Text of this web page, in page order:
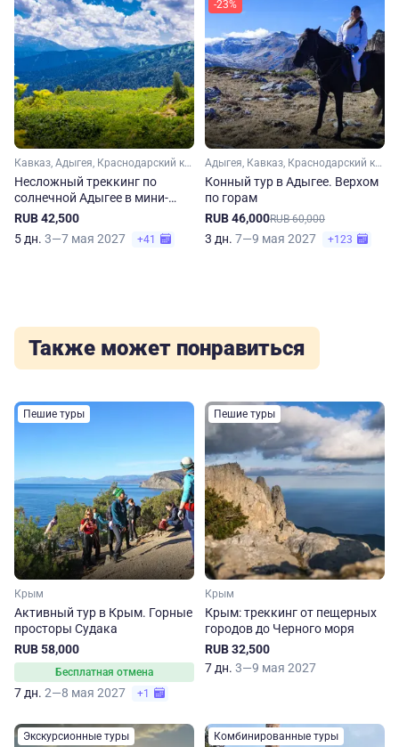
Кавказ, Адыгея, Краснодарский край
Несложный треккинг по
солнечной Адыгее в мини-
группе
RUB 42,500
5 дн. 3—7 мая 2027 +41
-23%
Адыгея, Кавказ, Краснодарский край
Конный тур в Адыгее. Верхом
по горам
RUB 46,000RUB 60,000
3 дн. 7—9 мая 2027 +123
Также может понравиться
Пешие туры
Крым
Активный тур в Крым. Горные
просторы Судака
RUB 58,000
Бесплатная отмена
7 дн. 2—8 мая 2027 +1
Пешие туры
Крым
Крым: треккинг от пещерных
городов до Черного моря
RUB 32,500
7 дн. 3—9 мая 2027
Экскурсионные туры Комбинированные туры